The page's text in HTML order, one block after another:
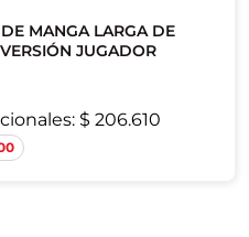
MANGA LARGA DE
JUGADOR
$ 206.610
L XL 2XL